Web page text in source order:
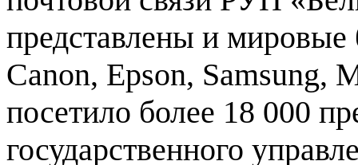
представлены и
Canon, Epson, Samsung,
посетило более 18 000
государственного